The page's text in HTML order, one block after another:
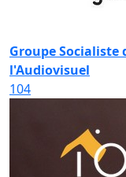
Groupe Socialiste
l'Audiovisuel
104